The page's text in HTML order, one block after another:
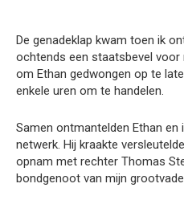
De genadeklap kwam toen ik
ochtends een staatsbevel
om Ethan gedwongen op te
enkele uren om te handelen.
Samen ontmantelden Ethan en
netwerk. Hij kraakte
opnam met rechter Thomas
bondgenoot van mijn